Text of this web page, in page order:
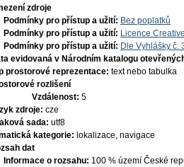
zdroje
Podmínky pro přístup a užití: Bez poplatků
Podmínky pro přístup a užití: Licence
Podmínky pro přístup a užití: Dle Vyhlášky č.
evidovaná v Národním katalogu
prostorové reprezentace: text nebo tabulka
rozlišení
Vzdálenost: 5
zdroje: cze
sada: utf8
kategorie: lokalizace, navigace
dat
Informace o rozsahu: 100 % území České